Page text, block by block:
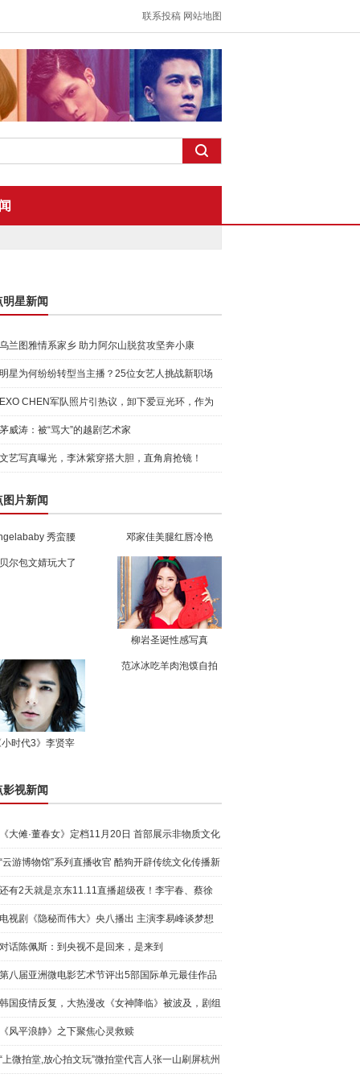
联系投稿 网站地图
明星新闻
乌兰图雅情系家乡 助力阿尔山脱贫攻坚奔小康
明星为何纷纷转型当主播？25位女艺人挑战新职场
EXO CHEN军队照片引热议，卸下爱豆光环，作为
普通人生活
茅威涛：被“骂大”的越剧艺术家
文艺写真曝光，李沐紫穿搭大胆，直角肩抢镜！
图片新闻
秀蛮腰 邓家佳美腿红唇冷艳
尔包文婧玩大了
柳岩圣诞性感写真
小时代3》李贤宰
范冰冰吃羊肉泡馍自拍
影视新闻
《大傩·董春女》定档11月20日 首部展示非物质文化
大傩祭
“云游博物馆”系列直播收官 酷狗开辟传统文化传播新
路径
还有2天就是京东11.11直播超级夜！李宇春、蔡徐
坤、王源、
电视剧《隐秘而伟大》央八播出 主演李易峰谈梦想
对话陈佩斯：到央视不是回来，是来到
第八届亚洲微电影艺术节评出5部国际单元最佳作品
奖
韩国疫情反复，大热漫改《女神降临》被波及，剧组
紧急停工
《风平浪静》之下聚焦心灵救赎
“上微拍堂,放心拍文玩”微拍堂代言人张一山刷屏杭州